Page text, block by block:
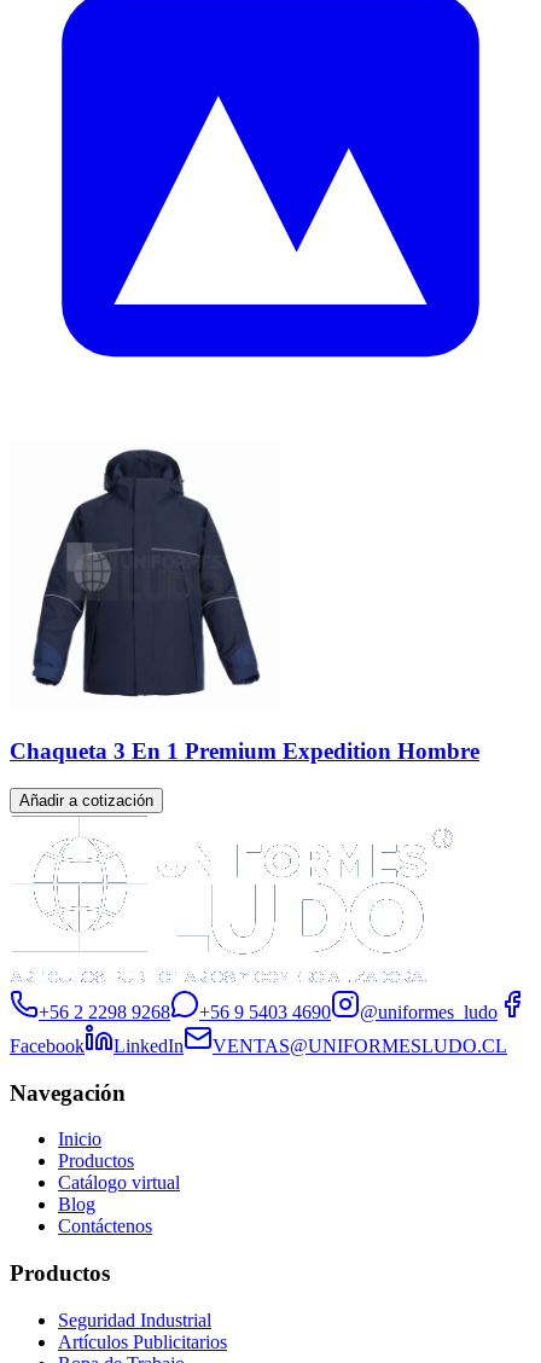
Chaqueta 3 En 1 Premium Expedition Hombre
Añadir a cotización
+56 2 2298 9268 +56 9 5403 4690
@uniformes_ludo
Facebook
LinkedIn VENTAS@UNIFORMESLUDO.CL
Navegación
Inicio
Productos
Catálogo virtual
Blog
Contáctenos
Productos
Seguridad Industrial
Artículos Publicitarios